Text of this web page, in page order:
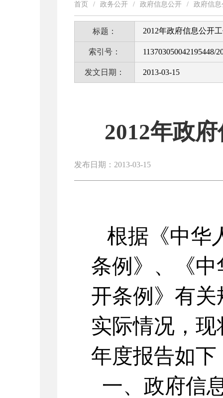
首页 / 政务公开 / 政府信息公开 / 政府信
标题： 2012年政府信息公开
索引号： 113703050042195448/
发文日期： 2013-03-15
2012年政
发布日期：2013-03-15
根据《中华
条例》、《
开条例》有
实际情况，现
年度报告如下
一、政府信